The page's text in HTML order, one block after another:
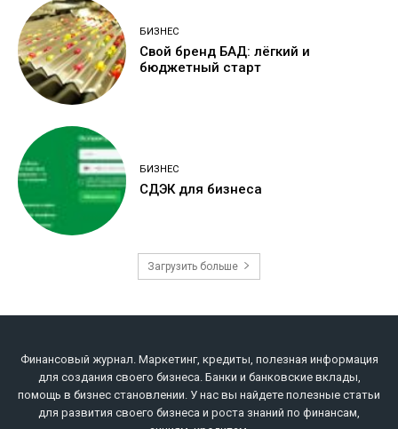
БИЗНЕС
Свой бренд БАД: лёгкий и
бюджетный старт
БИЗНЕС
СДЭК для бизнеса
Загрузить больше
Финансовый журнал. Маркетинг, кредиты, полезная информация
для создания своего бизнеса. Банки и банковские вклады,
помощь в бизнес становлении. У нас вы найдете полезные статьи
для развития своего бизнеса и роста знаний по финансам,